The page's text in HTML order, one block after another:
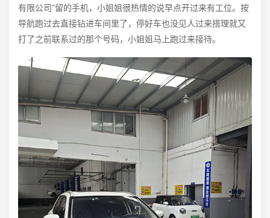
有限公司”留的手机，小姐姐很热情的说早点开过来有工位。按
导航跑过去直接钻进车间里了，停好车也没见人过来搭理就又
打了之前联系过的那个号码，小姐姐马上跑过来接待。